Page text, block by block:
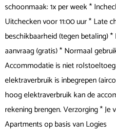
schoonmaak: 1x per week *
Uitchecken voor 11:00 uur * Late
beschikbaarheid (tegen betaling)
aanvraag (gratis) * Normaal
Accommodatie is niet
elektraverbruik is inbegrepen
hoog elektraverbruik kan de
rekening brengen. Verzorging * Je
Apartments op basis van Logies